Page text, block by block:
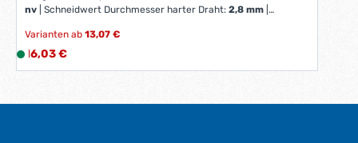
nv
Schneidwert Durchmesser harter Draht:2,8 mm |
Varianten ab 13,07 €
Regulärer Preis:
L
i
f
16,03 €